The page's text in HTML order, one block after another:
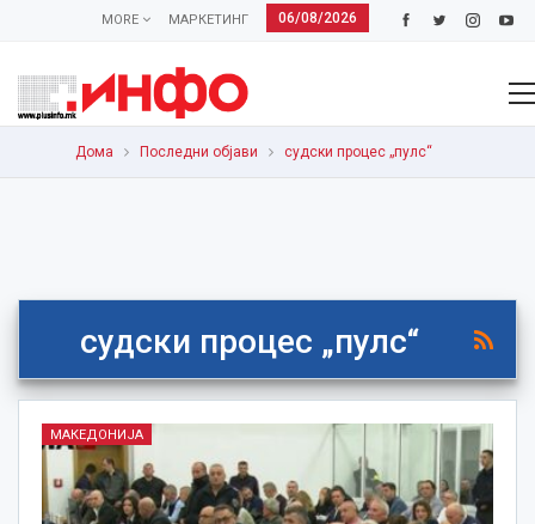
06/08/2026
МАРКЕТИНГ
MORE
Дома Последни објави судски процес „пулс“
судски процес „пулс“
МАКЕДОНИЈА